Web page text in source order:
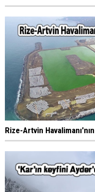
Rize-Artvin